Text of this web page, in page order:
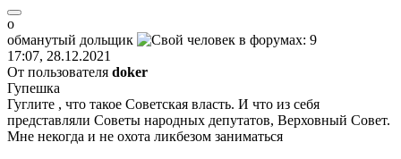
о
обманутый дольщик
17:07, 28.12.2021
От пользователя doker
Гупешка
Гуглите , что такое Советская власть. И что из себя
представляли Советы народных депутатов, Верховный Совет.
Мне некогда и не охота ликбезом заниматься